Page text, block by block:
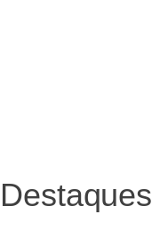
Destaques